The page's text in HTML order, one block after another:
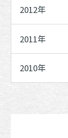
2012年
2011年
2010年